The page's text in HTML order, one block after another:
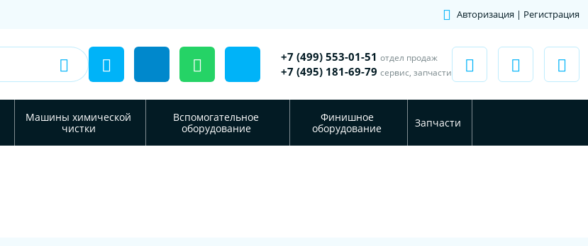
Авторизация | Регистрация
+7 (499) 553-01-51 отдел продаж
+7 (495) 181-69-79 сервис, запчасти
Машины химической
чистки
Вспомогательное
оборудование
Финишное
оборудование
Запчасти